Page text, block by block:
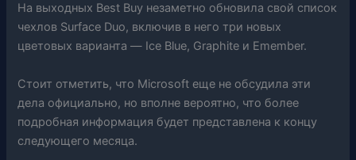
На выходных Best Buy незаметно обновила свой список
чехлов Surface Duo, включив в него три новых
цветовых варианта — Ice Blue, Graphite и Emember.
Стоит отметить, что Microsoft еще не обсудила эти
дела официально, но вполне вероятно, что более
подробная информация будет представлена ​​к концу
следующего месяца.